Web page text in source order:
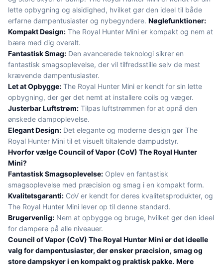
lette opbygning og alsidighed, hvilket gør den ideel til både
erfarne dampentusiaster og nybegyndere. Nøglefunktioner:
Kompakt Design: The Royal Hunter Mini er kompakt og nem at
bære med dig overalt.
Fantastisk Smag: Den avancerede teknologi sikrer en
fantastisk smagsoplevelse, der vil tilfredsstille selv de mest
krævende dampentusiaster.
Let at Opbygge: The Royal Hunter Mini er kendt for sin lette
opbygning, der gør det nemt at installere coils og væger.
Justerbar Luftstrøm: Tilpas luftstrømmen for at opnå den
ønskede dampoplevelse.
Elegant Design: Det elegante og moderne design gør The
Royal Hunter Mini til et visuelt tiltalende dampudstyr.
Hvorfor vælge Council of Vapor (CoV) The Royal Hunter
Mini?
Fantastisk Smagsoplevelse: Oplev en fantastisk
smagsoplevelse med præcision og smag i en kompakt form.
Kvalitetsgaranti: CoV er kendt for deres kvalitetsprodukter, og
The Royal Hunter Mini lever op til denne standard.
Brugervenlig: Nem at opbygge og bruge, hvilket gør den ideel
for dampere på alle niveauer.
Council of Vapor (CoV) The Royal Hunter Mini er det ideelle
valg for dampentusiaster, der ønsker præcision, smag og
store dampskyer i en kompakt og praktisk pakke. Mere